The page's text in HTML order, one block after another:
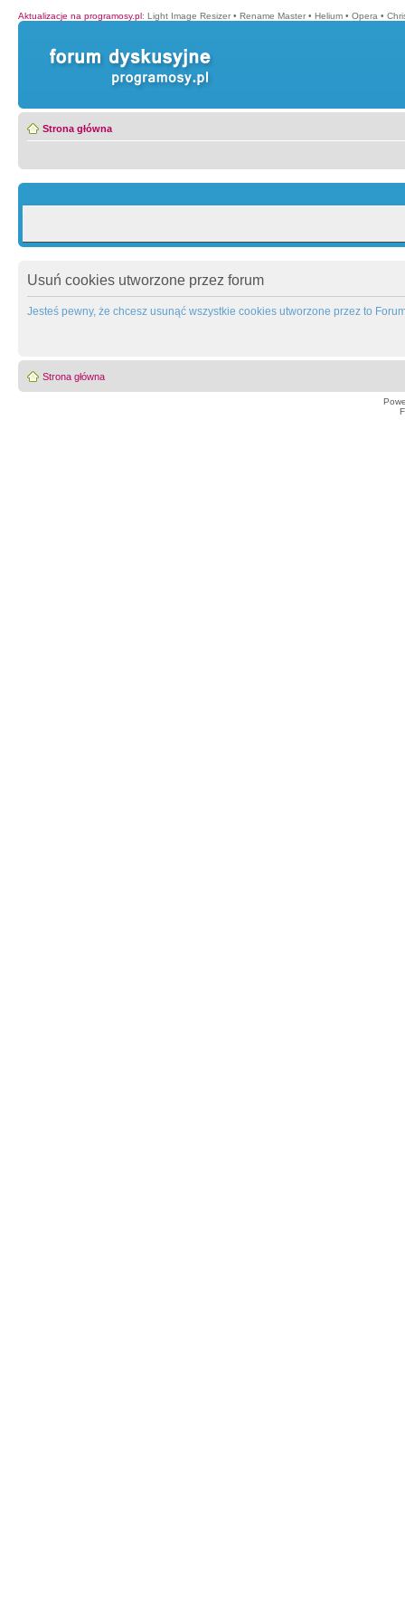
Aktualizacje na programosy.pl: Light Image Resizer • Rename Master • Helium • Opera •
Strona główna
Usuń cookies utworzone przez forum
Jesteś pewny, że chcesz usunąć wszystkie cookies utworzone przez to
Strona główna